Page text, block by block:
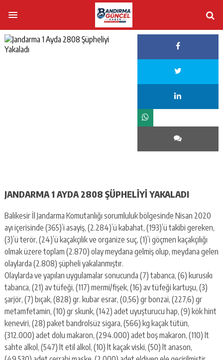
JANDARMA 1 AYDA 2808 ŞÜPHELIYI YAKALADI
Balıkesir İl Jandarma Komutanlığı sorumluluk bölgesinde Nisan 2020
ayı içerisinde (365)’i asayiş, (2.284)’ü kabahat, (193)’ü takibi gereken,
(3)’ü terör, (24)’ü kaçakçılık ve organize suç, (1)’i göçmen kaçakçılığı
olmak üzere toplam (2.870) olay meydana gelmiş olup, meydana gelen
olaylarda (2.808) şüpheli yakalanmıştır.
Olaylarda ve yapılan uygulamalar sonucunda (7) tabanca, (6) kurusıkı
tabanca, (21) av tüfeği, (117) mermi/fişek, (16) av tüfeği kartuşu, (3)
şarjör, (7) bıçak, (828) gr. kubar esrar, (0,56) gr bonzai, (227,6) gr
metamfetamin, (10) gr skunk, (142) adet uyuşturucu hap, (9) kök hint
keneviri, (28) paket bandrolsüz sigara, (566) kg kaçak tütün,
(312.000) adet dolu makaron, (294.000) adet boş makaron, (110) lt
sahte alkol, (547) lt etil alkol, (10) lt kaçak viski, (50) lt anason,